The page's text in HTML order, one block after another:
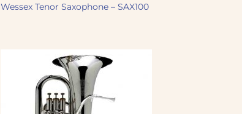
Wessex Tenor Saxophone – SAX100